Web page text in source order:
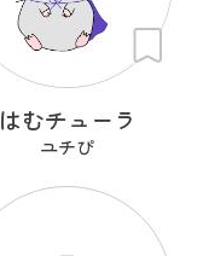
はむチューラ
ユチぴ